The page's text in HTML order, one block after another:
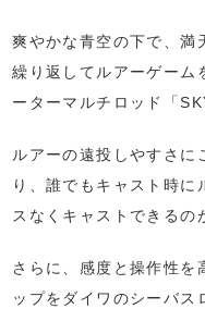
爽やかな青空の下で、満
繰り返してルアーゲーム
ーターマルチロッド「
ルアーの遠投しやすさに
り、誰でもキャスト時に
スなくキャストできるの
さらに、感度と操作性を
ップをダイワのシーバス